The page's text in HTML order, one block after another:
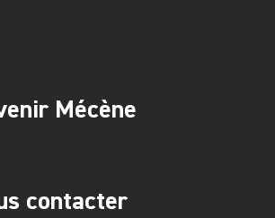
Mécène
contacter